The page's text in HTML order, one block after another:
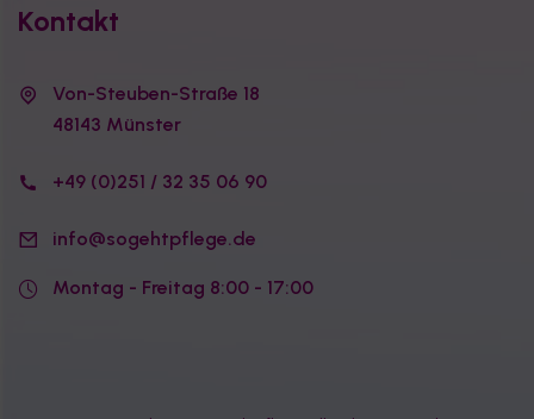
Kontakt
Von-Steuben-Straße 18
48143 Münster
+49 (0)251 / 32 35 06 90
info@sogehtpflege.de
Montag - Freitag 8:00 - 17:00